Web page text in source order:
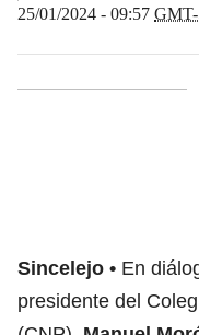
25/01/2024 - 09:57
Sincelejo
En
presidente del